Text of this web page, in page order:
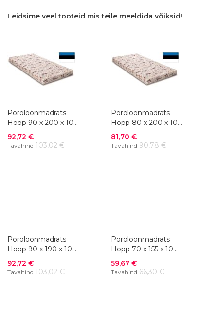
Leidsime veel tooteid mis teile meeldida võiksid!
Poroloonmadrats
Hopp 90 x 200 x 10
cm
Soodushind
92,72 €
Tavahind 103,02 €
Poroloonmadrats
Hopp 80 x 200 x 10
cm
Soodushind
81,70 €
Tavahind 90,78 €
Poroloonmadrats
Hopp 90 x 190 x 10
cm
Soodushind
92,72 €
Tavahind 103,02 €
Poroloonmadrats
Hopp 70 x 155 x 10
cm
Soodushind
59,67 €
Tavahind 66,30 €